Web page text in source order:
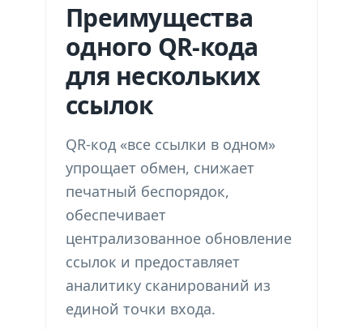
Преимущества
одного QR-кода
для нескольких
ссылок
QR-код «все ссылки в одном»
упрощает обмен, снижает
печатный беспорядок,
обеспечивает
централизованное обновление
ссылок и предоставляет
аналитику сканирований из
единой точки входа.